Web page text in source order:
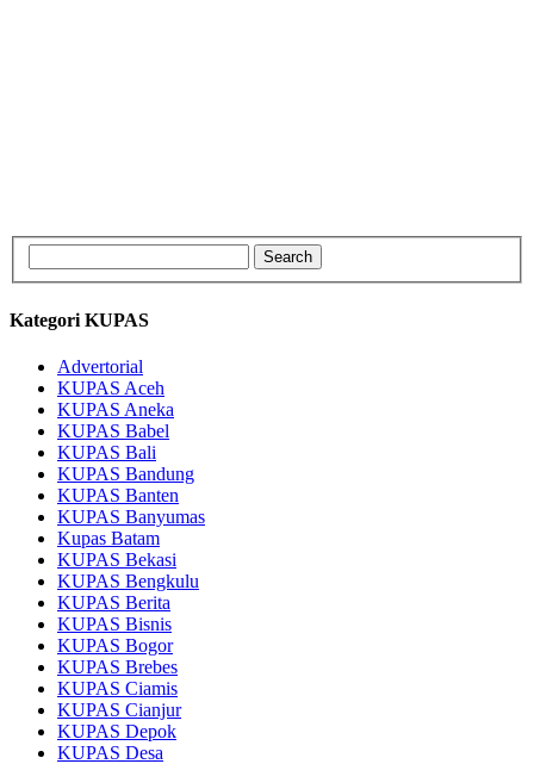
Kategori KUPAS
Advertorial
KUPAS Aceh
KUPAS Aneka
KUPAS Babel
KUPAS Bali
KUPAS Bandung
KUPAS Banten
KUPAS Banyumas
Kupas Batam
KUPAS Bekasi
KUPAS Bengkulu
KUPAS Berita
KUPAS Bisnis
KUPAS Bogor
KUPAS Brebes
KUPAS Ciamis
KUPAS Cianjur
KUPAS Depok
KUPAS Desa